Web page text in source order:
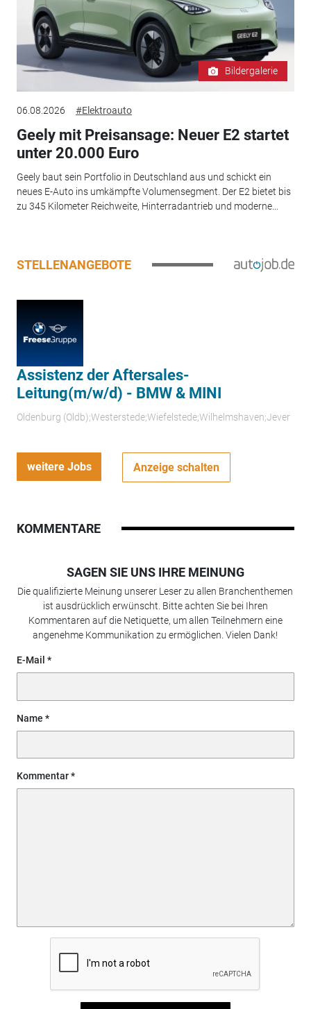
Bildergalerie
06.08.2026 #Elektroauto
Geely mit Preisansage: Neuer E2 startet
unter 20.000 Euro
Geely baut sein Portfolio in Deutschland aus und schickt ein
neues E-Auto ins umkämpfte Volumensegment. Der E2 bietet bis
zu 345 Kilometer Reichweite, Hinterradantrieb und moderne...
STELLENANGEBOTE
Assistenz der Aftersales-
Leitung(m/w/d) - BMW & MINI
Oldenburg (Oldb);Westerstede;Wiefelstede;Wilhelmshaven;Jever
weitere Jobs Anzeige schalten
KOMMENTARE
SAGEN SIE UNS IHRE MEINUNG
Die qualifizierte Meinung unserer Leser zu allen Branchenthemen
ist ausdrücklich erwünscht. Bitte achten Sie bei Ihren
Kommentaren auf die Netiquette, um allen Teilnehmern eine
angenehme Kommunikation zu ermöglichen. Vielen Dank!
E-Mail
Name
Kommentar